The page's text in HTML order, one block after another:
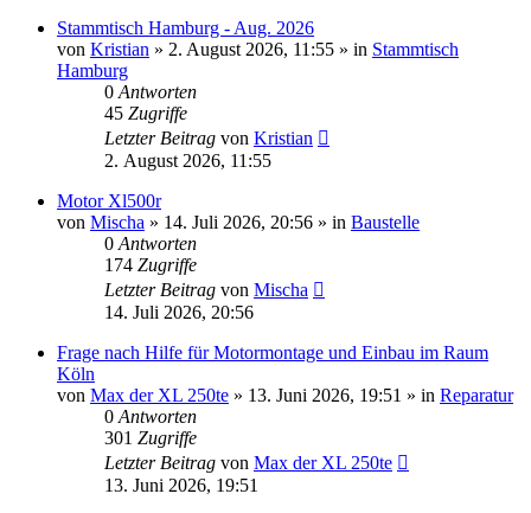
Stammtisch Hamburg - Aug. 2026
von Kristian » 2. August 2026, 11:55 » in Stammtisch
Hamburg
0 Antworten
45 Zugriffe
Letzter Beitrag von Kristian
2. August 2026, 11:55
Motor Xl500r
von Mischa » 14. Juli 2026, 20:56 » in Baustelle
0 Antworten
174 Zugriffe
Letzter Beitrag von Mischa
14. Juli 2026, 20:56
Frage nach Hilfe für Motormontage und Einbau im Raum
Köln
von Max der XL 250te » 13. Juni 2026, 19:51 » in Reparatur
0 Antworten
301 Zugriffe
Letzter Beitrag von Max der XL 250te
13. Juni 2026, 19:51